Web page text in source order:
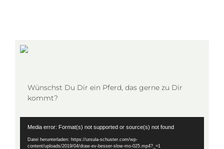
Wünschst Du Dir ein Pferd, das gerne zu Dir
kommt?
Media error: Format(s) not supported or source(s) not found
Datei herunterladen: https://ursula-schuster.com/wp-
content/uploads/2019/04/draw-ev-besser-slow-mo-025.mp4?_=1